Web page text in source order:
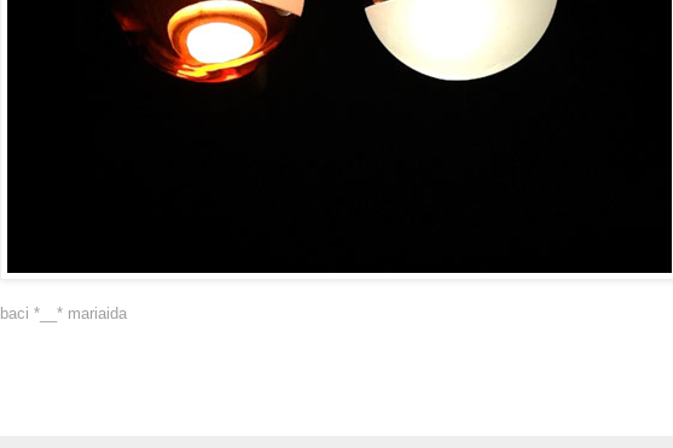
baci *__* mariaida